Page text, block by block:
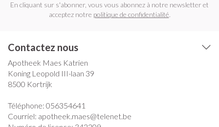
En cliquant sur s'abonner, vous vous abonnez à notre newsletter et
acceptez notre politique de confidentialité.
Contactez nous
Apotheek Maes Katrien
Koning Leopold III-laan 39
8500 Kortrijk
Téléphone: 056354641
Courriel: apotheek.maes@telenet.be